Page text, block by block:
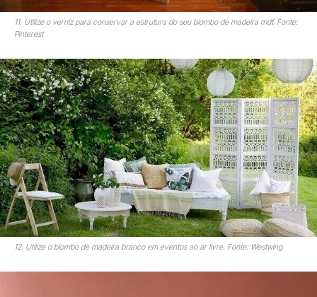
11. Utilize o verniz para conservar a estrutura do seu biombo de madeira mdf. Fonte:
Pinterest
12. Utilize o biombo de madeira branco em eventos ao ar livre. Fonte: Westwing